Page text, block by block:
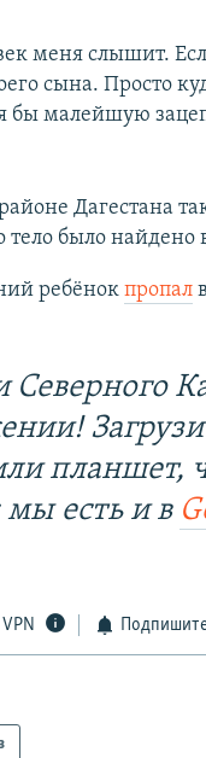
меня слышит.
сына. Просто
бы малейшую
Дагестана
тело было найдено
ребёнок пропал
Северного
планшет,
мы есть и в